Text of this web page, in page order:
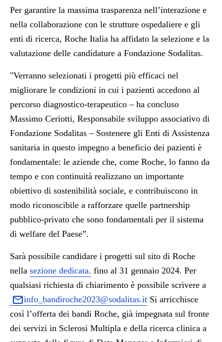
Per garantire la massima trasparenza nell’interazione e
nella collaborazione con le strutture ospedaliere e gli
enti di ricerca, Roche Italia ha affidato la selezione e la
valutazione delle candidature a Fondazione Sodalitas.
"Verranno selezionati i progetti più efficaci nel
migliorare le condizioni in cui i pazienti accedono al
percorso diagnostico-terapeutico – ha concluso
Massimo Ceriotti, Responsabile sviluppo associativo di
Fondazione Sodalitas – Sostenere gli Enti di Assistenza
sanitaria in questo impegno a beneficio dei pazienti è
fondamentale: le aziende che, come Roche, lo fanno da
tempo e con continuità realizzano un importante
obiettivo di sostenibilità sociale, e contribuiscono in
modo riconoscibile a rafforzare quelle partnership
pubblico-privato che sono fondamentali per il sistema
di welfare del Paese”.
Sarà possibile candidare i progetti sul sito di Roche
nella sezione dedicata. fino al 31 gennaio 2024. Per
qualsiasi richiesta di chiarimento è possibile scrivere a
info_bandiroche2023@sodalitas.it Si arricchisce
così l’offerta dei bandi Roche, già impegnata sul fronte
dei servizi in Sclerosi Multipla e della ricerca clinica a